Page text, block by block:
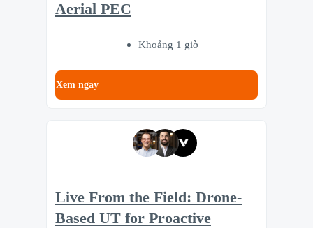
Aerial PEC
Khoảng 1 giờ
Xem ngay
Live From the Field: Drone-
Based UT for Proactive